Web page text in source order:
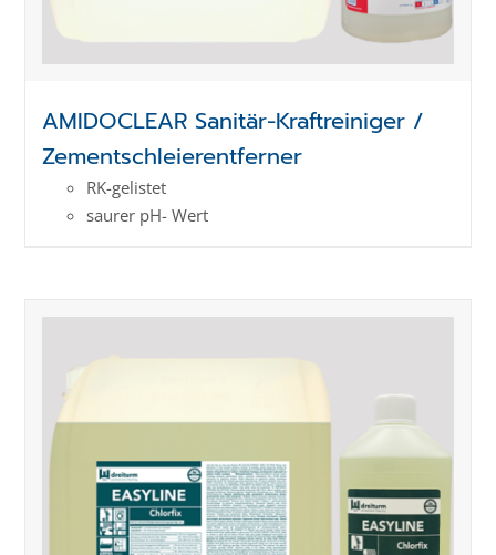
AMIDOCLEAR Sanitär-Kraftreiniger /
Zementschleierentferner
RK-gelistet
saurer pH- Wert